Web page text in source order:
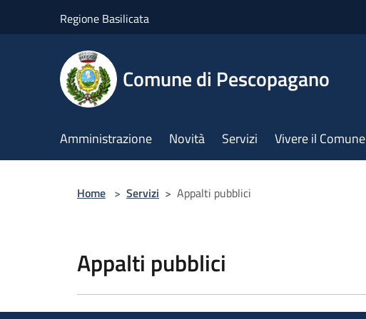
Regione Basilicata
Comune di Pescopagano
Amministrazione Novità Servizi Vivere il Comune
Home > Servizi > Appalti pubblici
Appalti pubblici